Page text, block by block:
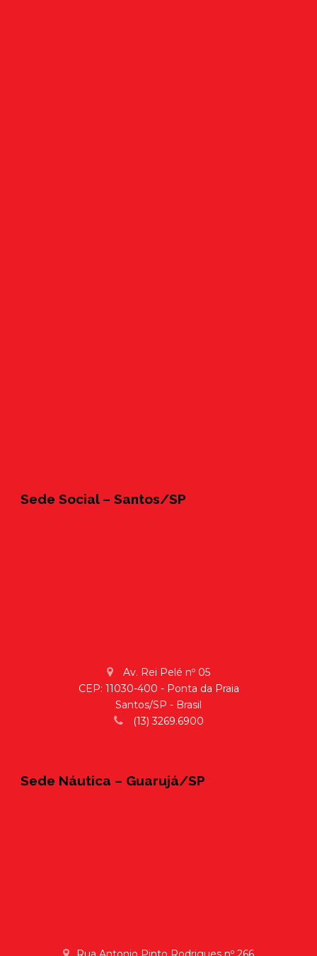
Sede Social – Santos/SP
Av. Rei Pelé nº 05
CEP: 11030-400 - Ponta da Praia
Santos/SP - Brasil
(13) 3269.6900
Sede Náutica – Guarujá/SP